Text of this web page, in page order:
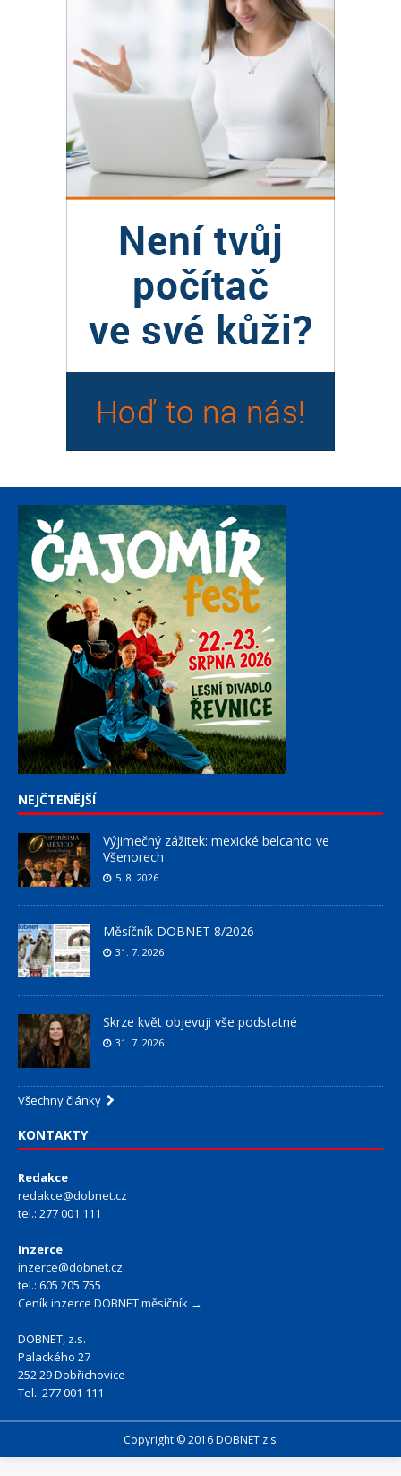
NEJČTENĚJŠÍ
Výjimečný zážitek: mexické belcanto ve
Všenorech
5. 8. 2026
Měsíčník DOBNET 8/2026
31. 7. 2026
Skrze květ objevuji vše podstatné
31. 7. 2026
Všechny články
KONTAKTY
Redakce
redakce@dobnet.cz
tel.: 277 001 111
Inzerce
inzerce@dobnet.cz
tel.: 605 205 755
Ceník inzerce DOBNET měsíčník →
DOBNET, z.s.
Palackého 27
252 29 Dobřichovice
Tel.: 277 001 111
Copyright © 2016 DOBNET z.s.